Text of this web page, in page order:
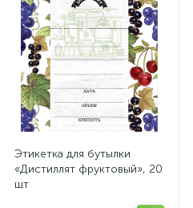
Этикетка для бутылки
«Дистиллят фруктовый», 20
шт